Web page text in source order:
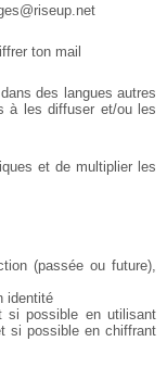
ton mail
des langues autres
à les diffuser et/ou les
et de multiplier les
(passée ou future),
identité
si possible en utilisant
si possible en chiffrant